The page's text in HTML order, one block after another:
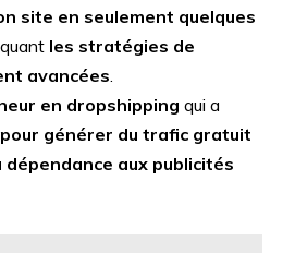
site en seulement quelques
les stratégies de
avancées.
en dropshipping qui a
pour générer du trafic gratuit
aux publicités